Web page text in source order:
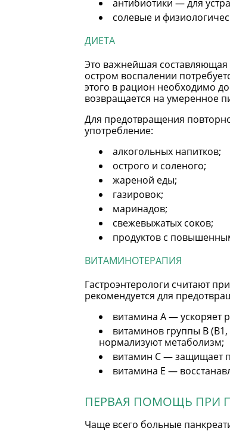
антибиотики — для
солевые и
ДИЕТА
Это важнейшая составляющая
остром воспалении
этого в рацион необходимо
возвращается на умеренное
Для предотвращения
употребление:
алкогольных напитков;
острого и соленого;
жареной еды;
газировок;
маринадов;
свежевыжатых соков;
продуктов с
ВИТАМИНОТЕРАПИЯ
Гастроэнтерологи считают
рекомендуется для
витамина А — ускоряет
витаминов группы В
нормализуют метаболизм;
витамин С — защищает
витамина Е —
ПЕРВАЯ ПОМОЩЬ ПРИ
Чаще всего больные